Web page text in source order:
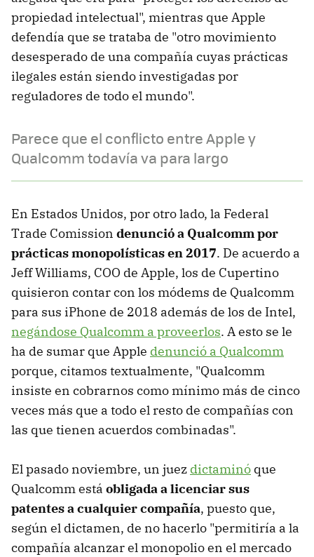
propiedad intelectual", mientras que Apple
defendía que se trataba de "otro movimiento
desesperado de una compañía cuyas prácticas
ilegales están siendo investigadas por
reguladores de todo el mundo".
Parece que el conflicto entre Apple y
Qualcomm todavía va para largo
En Estados Unidos, por otro lado, la Federal
Trade Comission denunció a Qualcomm por
prácticas monopolísticas en 2017. De acuerdo a
Jeff Williams, COO de Apple, los de Cupertino
quisieron contar con los módems de Qualcomm
para sus iPhone de 2018 además de los de Intel,
negándose Qualcomm a proveerlos. A esto se le
ha de sumar que Apple denunció a Qualcomm
porque, citamos textualmente, "Qualcomm
insiste en cobrarnos como mínimo más de cinco
veces más que a todo el resto de compañías con
las que tienen acuerdos combinadas".
El pasado noviembre, un juez dictaminó que
Qualcomm está obligada a licenciar sus
patentes a cualquier compañía, puesto que,
según el dictamen, de no hacerlo "permitiría a la
compañía alcanzar el monopolio en el mercado